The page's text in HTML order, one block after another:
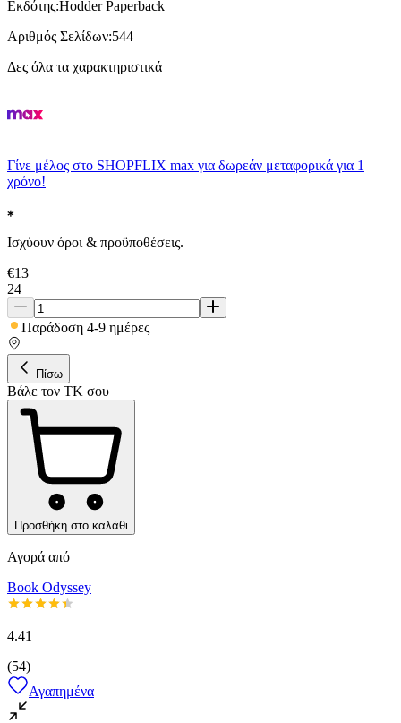
Εκδότης:Hodder Paperback
Αριθμός Σελίδων:544
Δες όλα τα χαρακτηριστικά
Γίνε μέλος στο SHOPFLIX max για δωρεάν μεταφορικά για 1
χρόνο!
Ισχύουν όροι & προϋποθέσεις.
€13
24
Παράδοση 4-9 ημέρες
Πίσω
Βάλε τον ΤΚ σου
Προσθήκη στο καλάθι
Αγορά από
Book Odyssey
4.41
(54)
Αγαπημένα